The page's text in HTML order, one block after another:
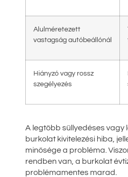
Alulméretezett
vastagság autóbeállónál
Hiányzó vagy rossz
szegélyezés
A legtöbb süllyedéses vagy
burkolat kivitelezési hiba,
minősége a probléma.
rendben van, a burkolat
problémamentes marad.